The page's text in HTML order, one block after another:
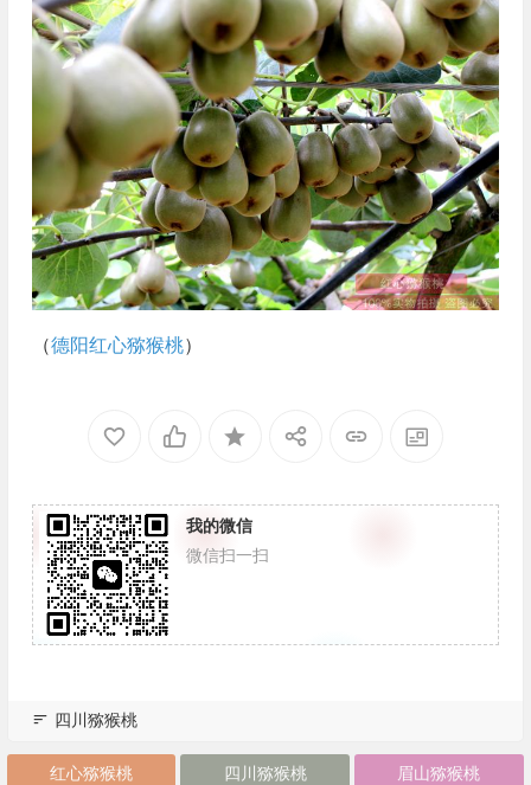
（德阳红心猕猴桃）
我的微信
微信扫一扫
四川猕猴桃
红心猕猴桃 四川猕猴桃 眉山猕猴桃